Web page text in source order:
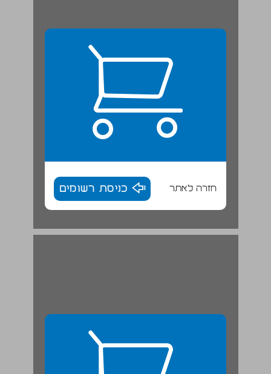
חזרה לאתר כניסת רשומים